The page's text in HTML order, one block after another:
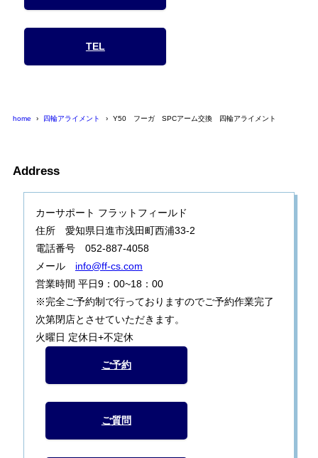
TEL
home 四輪アライメント Y50 フーガ SPCアーム交換 四輪アライメント
Address
カーサポート フラットフィールド
住所 愛知県日進市浅田町西浦33-2
電話番号 052-887-4058
メール info@ff-cs.com
営業時間 平日9：00~18：00
※完全ご予約制で行っておりますのでご予約作業完了
次第閉店とさせていただきます。
火曜日 定休日+不定休
ご予約
ご質問